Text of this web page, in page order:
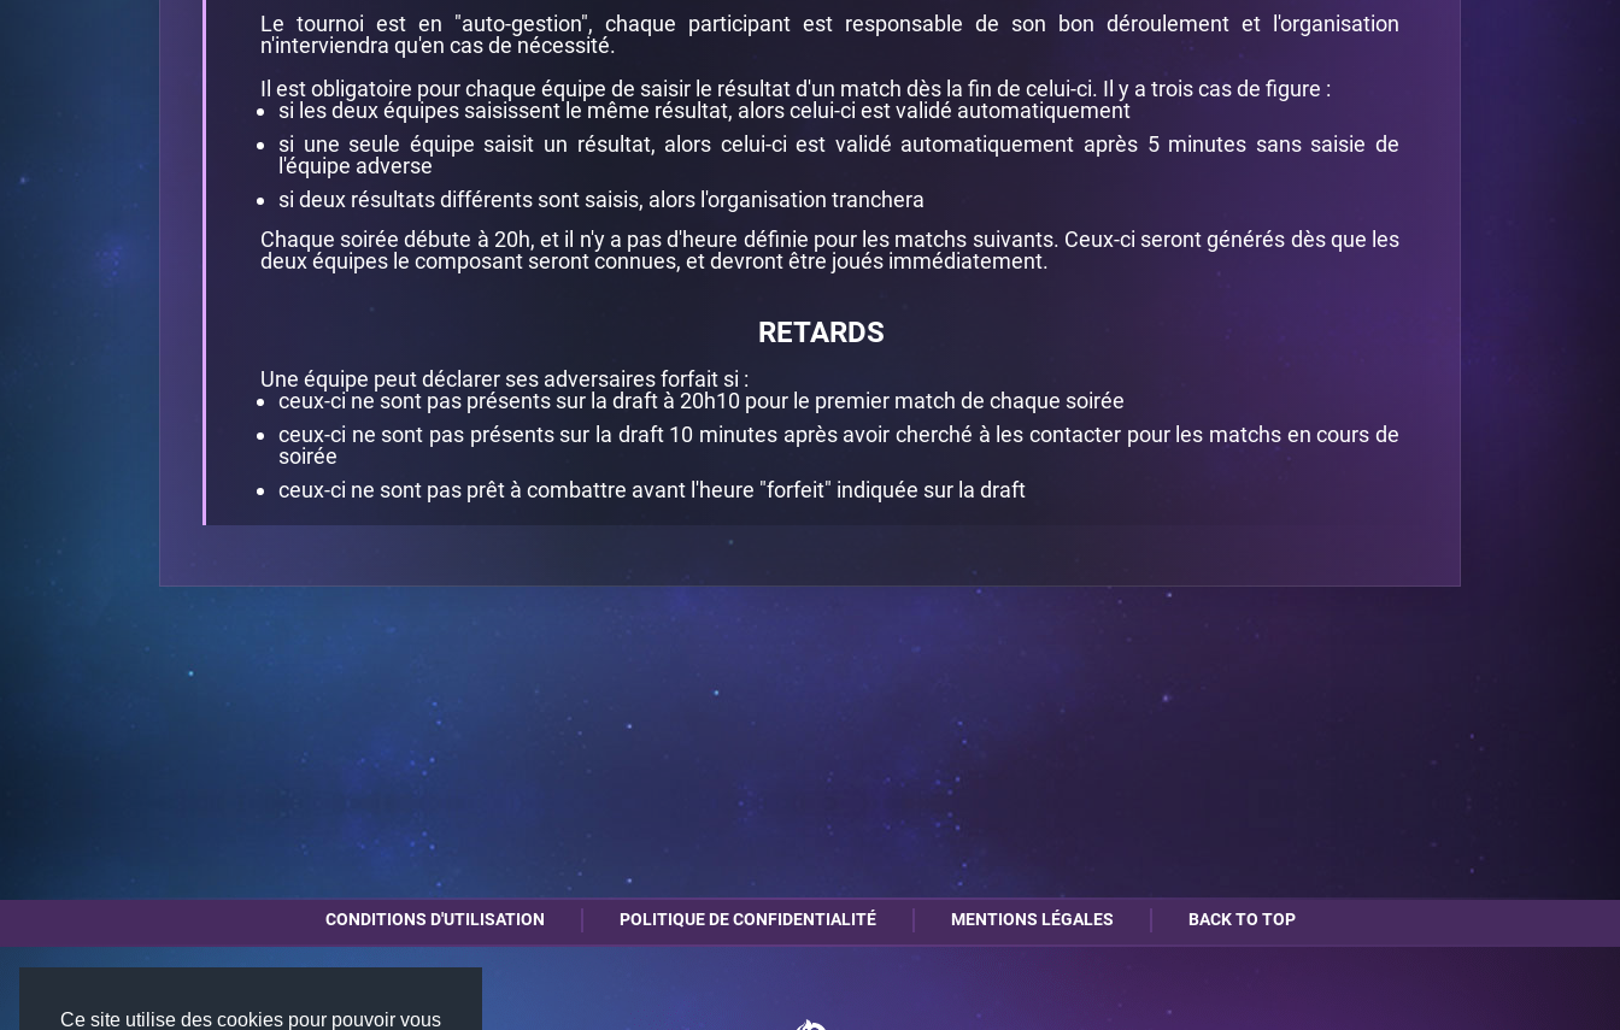
Ce site utilise des cookies pour pouvoir vous
Le tournoi est en "auto-gestion", chaque participant est responsable de son bon déroulement et l'organisation
n'interviendra qu'en cas de nécessité.
Il est obligatoire pour chaque équipe de saisir le résultat d'un match dès la fin de celui-ci. Il y a trois cas de figure :
si les deux équipes saisissent le même résultat, alors celui-ci est validé automatiquement
si une seule équipe saisit un résultat, alors celui-ci est validé automatiquement après 5 minutes sans saisie de
l'équipe adverse
si deux résultats différents sont saisis, alors l'organisation tranchera
Chaque soirée débute à 20h, et il n'y a pas d'heure définie pour les matchs suivants. Ceux-ci seront générés dès que les
deux équipes le composant seront connues, et devront être joués immédiatement.
RETARDS
Une équipe peut déclarer ses adversaires forfait si :
ceux-ci ne sont pas présents sur la draft à 20h10 pour le premier match de chaque soirée
ceux-ci ne sont pas présents sur la draft 10 minutes après avoir cherché à les contacter pour les matchs en cours de
soirée
ceux-ci ne sont pas prêt à combattre avant l'heure "forfeit" indiquée sur la draft
CONDITIONS D'UTILISATION POLITIQUE DE CONFIDENTIALITÉ MENTIONS LÉGALES BACK TO TOP